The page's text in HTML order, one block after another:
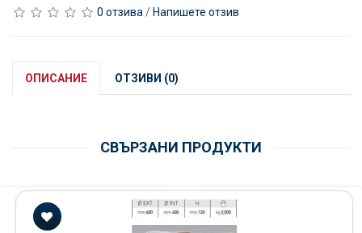
0 отзива / Напишете отзив
ОПИСАНИЕ ОТЗИВИ (0)
СВЪРЗАНИ ПРОДУКТИ